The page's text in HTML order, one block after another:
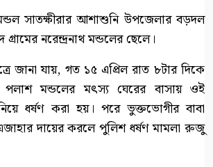
সাতক্ষীরার আশাশুনি উপজেলার বড়দল
নরেন্দ্রনাথ মন্ডলের ছেলে।
জানা যায়, গত ১৫ এপ্রিল রাত ৮টার দিকে
মন্ডলের মৎস্য ঘেরের বাসায় ওই
ধর্ষণ করা হয়। পরে ভুক্তভোগীর বাবা
দায়ের করলে পুলিশ ধর্ষণ মামলা রুজু